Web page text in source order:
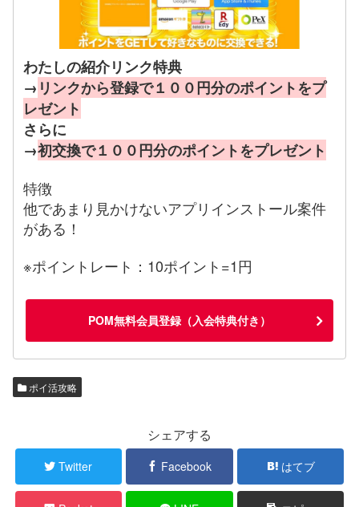
わたしの紹介リンク特典
→ リンクから登録で１００円分のポイントをプ
レゼント
さらに
→初交換で１００円分のポイントをプレゼント
特徴
他であまり見かけないアプリインストール案件
がある！
※ポイントレート：10ポイント=1円
POM無料会員登録（入会特典付き）
ポイ活攻略
シェアする
Twitter Facebook はてブ